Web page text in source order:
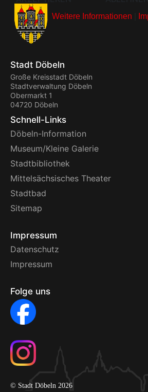
Stadt Döbeln
Große Kreisstadt Döbeln
Stadtverwaltung Döbeln
Obermarkt 1
04720 Döbeln
Schnell-Links
Döbeln-Information
Museum/Kleine Galerie
Stadtbibliothek
Mittelsächsisches Theater
Stadtbad
Sitemap
Impressum
Datenschutz
Impressum
Folge uns
© Stadt Döbeln 2026
Weitere Informationen